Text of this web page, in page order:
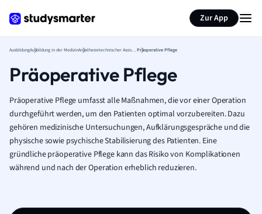
Zur App
AusbildungAusbildung in der Medizin Anästhesietechnischer Assistent AusbildungPräoperative Pflege
Präoperative Pflege
Präoperative Pflege umfasst alle Maßnahmen, die vor einer Operation
durchgeführt werden, um den Patienten optimal vorzubereiten. Dazu
gehören medizinische Untersuchungen, Aufklärungsgespräche und die
physische sowie psychische Stabilisierung des Patienten. Eine
gründliche präoperative Pflege kann das Risiko von Komplikationen
während und nach der Operation erheblich reduzieren.